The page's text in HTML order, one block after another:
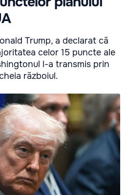
Trump, a declarat că
celor 15 puncte ale
l-a transmis prin
războiul.